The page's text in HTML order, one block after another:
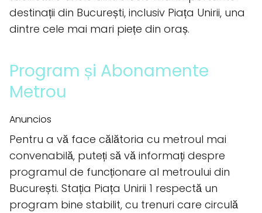
destinații din București, inclusiv Piața Unirii, una
dintre cele mai mari piețe din oraș.
Program și Abonamente
Metrou
Anuncios
Pentru a vă face călătoria cu metroul mai
convenabilă, puteți să vă informați despre
programul de funcționare al metroului din
București. Stația Piața Unirii 1 respectă un
program bine stabilit, cu trenuri care circulă